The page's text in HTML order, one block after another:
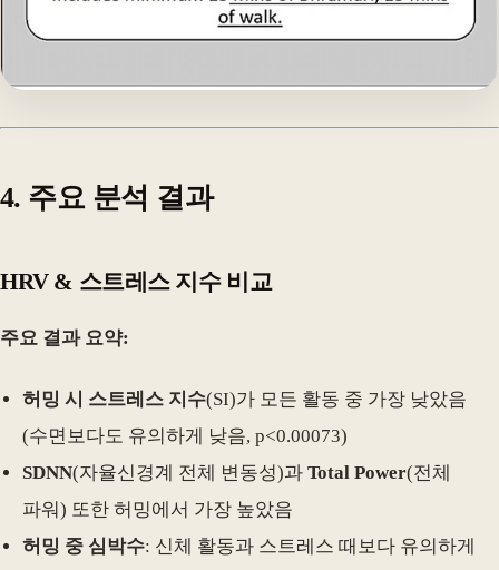
4. 주요 분석 결과
HRV & 스트레스 지수 비교
주요 결과 요약:
허밍 시 스트레스 지수(SI)가 모든 활동 중 가장 낮았음
(수면보다도 유의하게 낮음, p<0.00073)
SDNN(자율신경계 전체 변동성)과 Total Power(전체
파워) 또한 허밍에서 가장 높았음
허밍 중 심박수: 신체 활동과 스트레스 때보다 유의하게